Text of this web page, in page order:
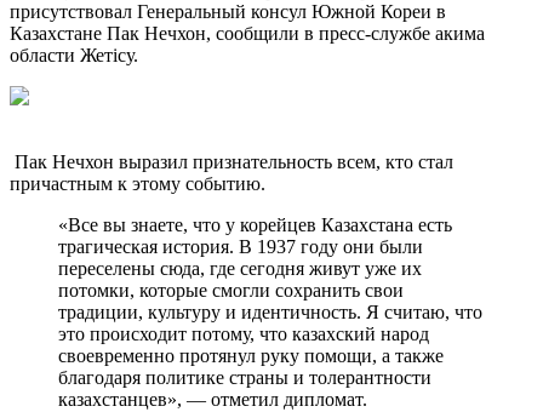
присутствовал Генеральный консул Южной Кореи в
Казахстане Пак Нечхон, сообщили в пресс-службе акима
области Жетісу.
Пак Нечхон выразил признательность всем, кто стал
причастным к этому событию.
«Все вы знаете, что у корейцев Казахстана есть
трагическая история. В 1937 году они были
переселены сюда, где сегодня живут уже их
потомки, которые смогли сохранить свои
традиции, культуру и идентичность. Я считаю, что
это происходит потому, что казахский народ
своевременно протянул руку помощи, а также
благодаря политике страны и толерантности
казахстанцев», — отметил дипломат.